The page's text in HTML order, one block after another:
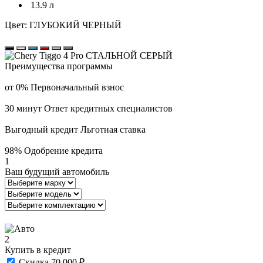
13.9 л
Цвет: ГЛУБОКИЙ ЧЕРНЫЙ
Преимущества программы
от 0% Первоначальный взнос
30 минут Ответ кредитных специалистов
Выгодный кредит Льготная ставка
98% Одобрение кредита
1
Ваш будущий автомобиль
2
Купить в кредит